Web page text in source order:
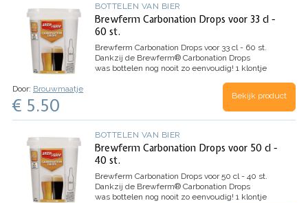
BOTTELEN VAN BIER
Brewferm Carbonation Drops voor 33 cl -
60 st.
Brewferm Carbonation Drops voor 33 cl - 60 st.
Dankzij de Brewferm® Carbonation Drops
was bottelen nog nooit zo eenvoudig! 1 klontje
die je nodig hebt voor het carboniseren van 1…
Door: Brouwmaatje
€ 5.50 Bekijk product
BOTTELEN VAN BIER
Brewferm Carbonation Drops voor 50 cl -
40 st.
Brewferm Carbonation Drops voor 50 cl - 40 st.
Dankzij de Brewferm® Carbonation Drops
was bottelen nog nooit zo eenvoudig! 1 klontje